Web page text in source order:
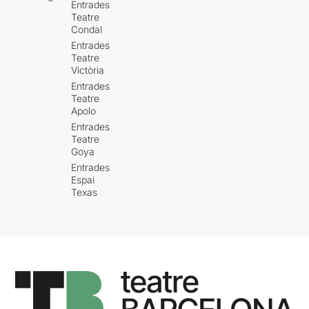
Entrades
Teatre
Condal
Entrades
Teatre
Victòria
Entrades
Teatre
Apolo
Entrades
Teatre
Goya
Entrades
Espai
Texas